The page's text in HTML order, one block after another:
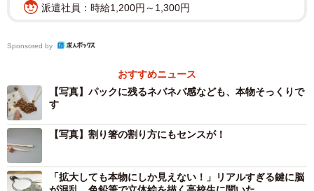
「最初、本物をこぼしたけどふざけて粘土ってツイートし
てるんだと思ってました」
「相変わらず本物にしか見えない…良かった。納豆をこぼ
した人はいなかったんだ…(´ω｀)」
派遣社員：時給1,200円～1,300円
Sponsored by
おすすめニュース
【写真】パックに残るネバネバ感なども、本物そっくりで
す
【写真】割り箸の割り方にもセンスが！
「拡大しても本物にしか見えない！」リアルすぎる鍵に脳